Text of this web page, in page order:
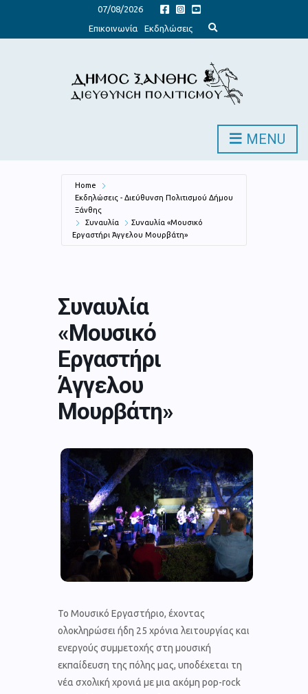
07/08/2026
Επικοινωνία
Εκδηλώσεις
x
d
s
e
c
o
MENU
Home
Εκδηλώσεις - Διεύθυνση Πολιτισμού Δήμου
Ξάνθης
Συναυλία
Συναυλία «Μουσικό
Εργαστήρι Άγγελου Μουρβάτη»
Συναυλία
«Μουσικό
Εργαστήρι
Άγγελου
Μουρβάτη»
Το Μουσικό Εργαστήριο, έχοντας
ολοκληρώσει ήδη 25 χρόνια λειτουργίας και
ενεργούς συμμετοχής στη μουσική
εκπαίδευση της πόλης μας, υποδέχεται τη
νέα σχολική χρονιά με μια ακόμη pop-rock